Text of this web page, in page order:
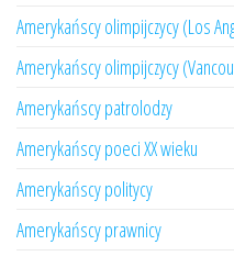
Amerykańscy olimpijczycy (Los
Amerykańscy olimpijczycy
Amerykańscy patrolodzy
Amerykańscy poeci XX wieku
Amerykańscy politycy
Amerykańscy prawnicy